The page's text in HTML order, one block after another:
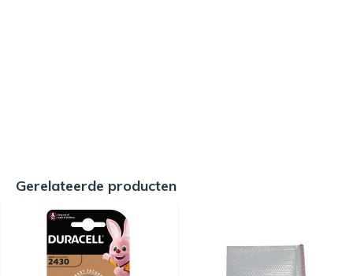
Gerelateerde producten